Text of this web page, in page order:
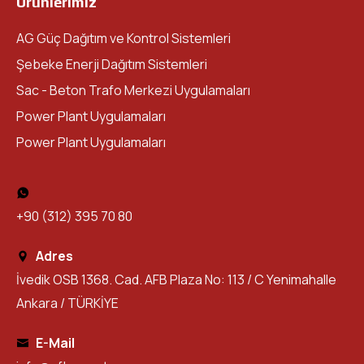
5C/ Özel Tip Sac Kabinler
5D/ Beton Köşk Tip Trafo Merkezi
6A/ E-House
6C/ Römork
6D / Treyler
EV Charger (UMAY)
AG Güç Dağıtım ve Kontrol Sistemleri
Şebeke Enerji Dağıtım Sistemleri
Sac - Beton Trafo Merkezi Uygulamaları
Power Plant Uygulamaları
Power Plant Uygulamaları
+90 (312) 395 70 80
Adres
İvedik OSB 1368. Cad. AFB Plaza No: 113 / C Yenimahalle
Ankara / TÜRKİYE
E-Mail